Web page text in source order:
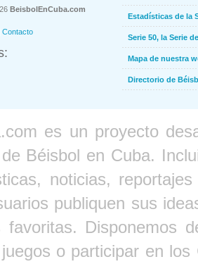
BeisbolEnCuba.com
Contacto
Estadísticas de la
Serie 50, la Serie
Mapa de nuestra
Directorio de
es un proyecto
Béisbol en Cuba.
noticias,
publiquen sus
Disponemos
o participar en